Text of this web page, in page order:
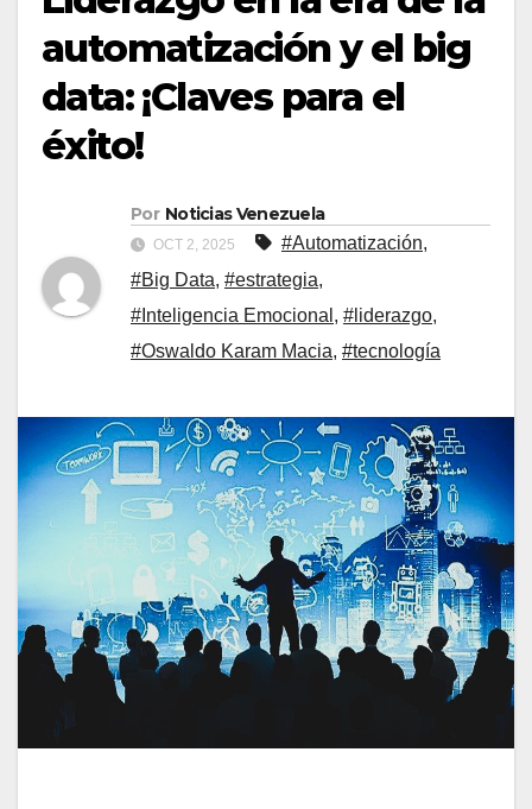
automatización y el big
data: ¡Claves para el
éxito!
Por Noticias Venezuela
OCT 2, 2025 #Automatización,
#Big Data, #estrategia,
#Inteligencia Emocional , #liderazgo,
#Oswaldo Karam Macia, #tecnología